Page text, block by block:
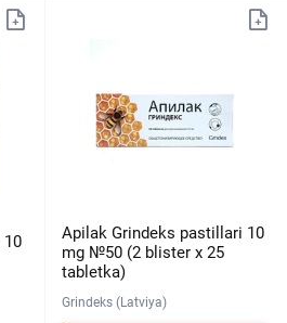
10
Apilak Grindeks pastillari 10
mg №50 (2 blister х 25
tabletka)
Grindeks (Latviya)